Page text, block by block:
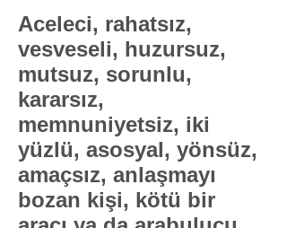
Aceleci, rahatsız,
vesveseli, huzursuz,
mutsuz, sorunlu,
kararsız,
memnuniyetsiz, iki
yüzlü, asosyal, yönsüz,
amaçsız, anlaşmayı
bozan kişi, kötü bir